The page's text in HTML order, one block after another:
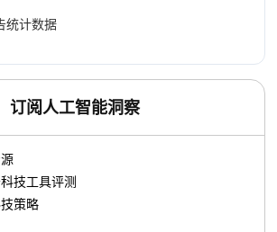
统计数据
订阅人工智能洞察
技工具评测
策略